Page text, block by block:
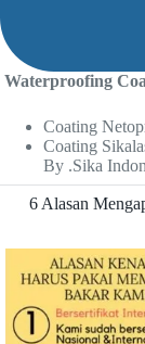
Waterproofing
Coating
Coating
By .Sika
6 Alasan